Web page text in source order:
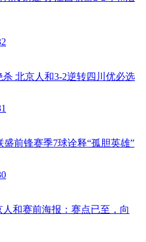
北京人和3-2逆转四川优必选
盛前锋赛季7球诠释“孤胆英雄”
和赛前海报：赛点已至，向